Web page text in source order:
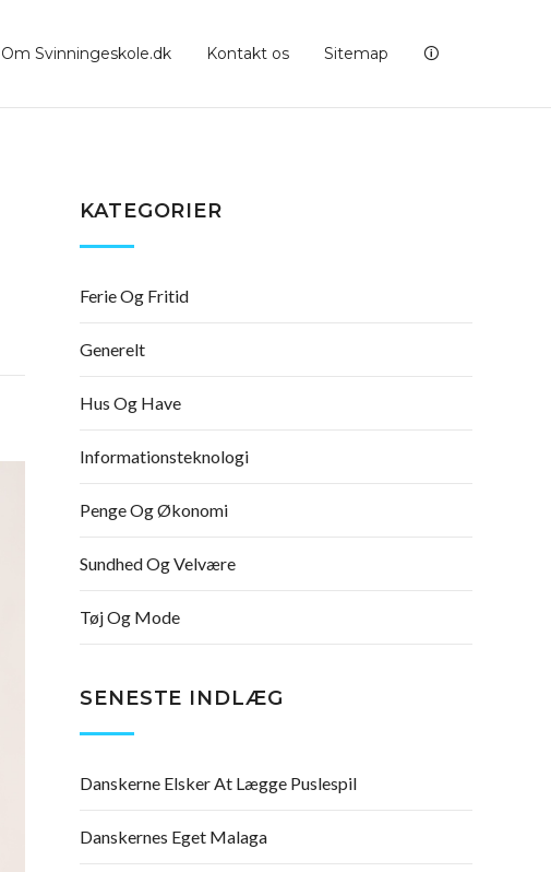
Om Svinningeskole.dk Kontakt os Sitemap 🛈
KATEGORIER
Ferie Og Fritid
Generelt
Hus Og Have
Informationsteknologi
Penge Og Økonomi
Sundhed Og Velvære
Tøj Og Mode
SENESTE INDLÆG
Danskerne Elsker At Lægge Puslespil
Danskernes Eget Malaga